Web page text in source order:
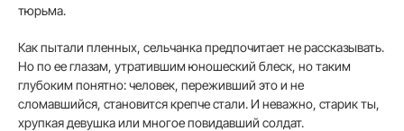
тюрьма.
Как пытали пленных, сель­чанка предпочитает не расска­зывать.
Но по ее глазам, утра­тившим юношеский блеск, но таким
глубоким понятно: человек, переживший это и не
сломавшийся, становится крепче стали. И неважно, ста­рик ты,
хрупкая девушка или многое повидавший солдат.